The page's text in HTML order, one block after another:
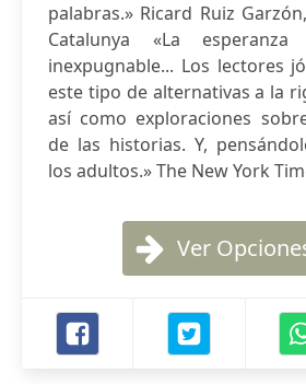
palabras.» Ricard Ruiz
Catalunya «La
inexpugnable... Los lectores
este tipo de alternativas a la
así como exploraciones
de las historias. Y,
los adultos.» The New York
Ver